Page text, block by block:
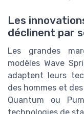
Les
déclinent par
Les grandes
modèles Wave
adaptent leurs
des hommes et
Quantum ou